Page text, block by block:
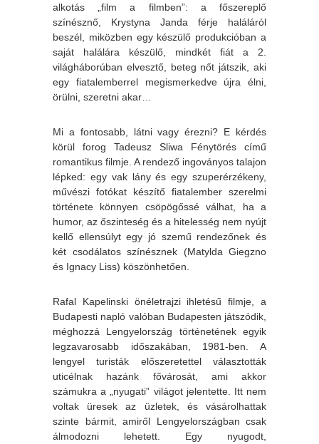
alkotás „film a filmben”: a főszereplő
színésznő, Krystyna Janda férje haláláról
beszél, miközben egy készülő produkcióban a
saját halálára készülő, mindkét fiát a 2.
világháborúban elvesztő, beteg nőt játszik, aki
egy fiatalemberrel megismerkedve újra élni,
örülni, szeretni akar…
Mi a fontosabb, látni vagy érezni? E kérdés
körül forog Tadeusz Sliwa Fénytörés című
romantikus filmje. A rendező ingoványos talajon
lépked: egy vak lány és egy szuperérzékeny,
művészi fotókat készítő fiatalember szerelmi
története könnyen csöpögőssé válhat, ha a
humor, az őszinteség és a hitelesség nem nyújt
kellő ellensúlyt egy jó szemű rendezőnek és
két csodálatos színésznek (Matylda Giegzno
és Ignacy Liss) köszönhetően.
Rafal Kapelinski önéletrajzi ihletésű filmje, a
Budapesti napló valóban Budapesten játszódik,
méghozzá Lengyelország történetének egyik
legzavarosabb időszakában, 1981-ben. A
lengyel turisták előszeretettel választották
uticélnak hazánk fővárosát, ami akkor
számukra a „nyugati” világot jelentette. Itt nem
voltak üresek az üzletek, és vásárolhattak
szinte bármit, amiről Lengyelországban csak
álmodozni lehetett. Egy nyugodt,